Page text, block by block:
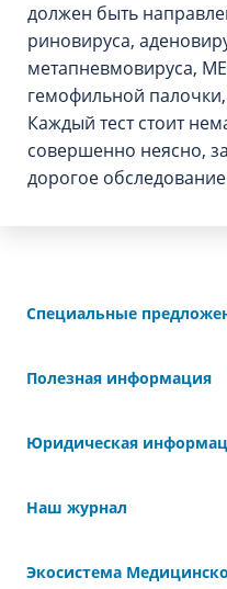
должен быть
риновируса,
метапневмовируса,
гемофильной
Каждый тест стоит
совершенно неясно,
дорогое
Специальные
Полезная информация
Юридическая
Наш журнал
Экосистема